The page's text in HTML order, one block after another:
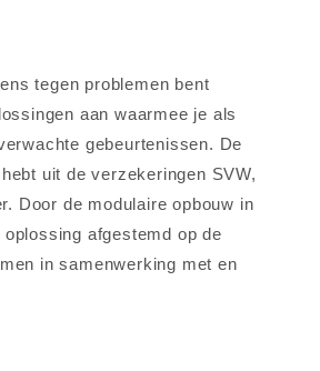
tegen problemen bent
aan waarmee je als
gebeurtenissen. De
uit de verzekeringen SVW,
Door de modulaire opbouw in
afgestemd op de
in samenwerking met en